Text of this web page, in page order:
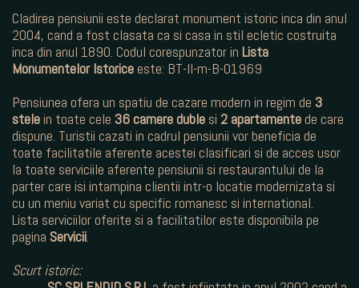
Cladirea pensiunii este declarat monument istoric inca din anul
2004, cand a fost clasata ca si casa in stil ecletic costruita
inca din anul 1890. Codul corespunzator in Lista
Monumentelor Istoriceeste: BT-II-m-B-01969
Pensiunea ofera un spatiu de cazare modern in regim de 3
stelein toate cele 36 camereduble si 2 apartamentede care
dispune. Turistii cazati in cadrul pensiunii vor beneficia de
toate facilitatile aferente acestei clasificari si de acces usor
la toate serviciile aferente pensiunii si restaurantului de la
parter care isi intampina clientii intr-o locatie modernizata si
cu un meniu variat cu specific romanesc si international.
Lista serviciilor oferite si a facilitatilor este disponibila pe
pagina Servicii.
Scurt istoric: